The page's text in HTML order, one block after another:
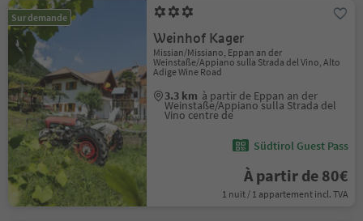
Sur demande
Weinhof Kager
Missian/Missiano, Eppan an der
Weinstaße/Appiano sulla Strada del Vino, Alto
Adige Wine Road
3.3 km à partir de Eppan an der
Weinstaße/Appiano sulla Strada del
Vino centre de
Südtirol Guest Pass
À partir de 80€
1 nuit / 1 appartement incl. TVA